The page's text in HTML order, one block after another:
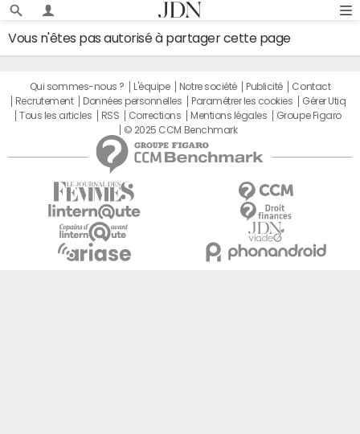
Vous n'êtes pas autorisé à partager cette page
Qui sommes-nous ? L'équipe Notre société Publicité
Contact
Recrutement
Données personnelles Paramétrer les cookies
Gérer Utiq
Tous les articles
RSS Corrections Mentions légales
Groupe Figaro
© 2025 CCM Benchmark